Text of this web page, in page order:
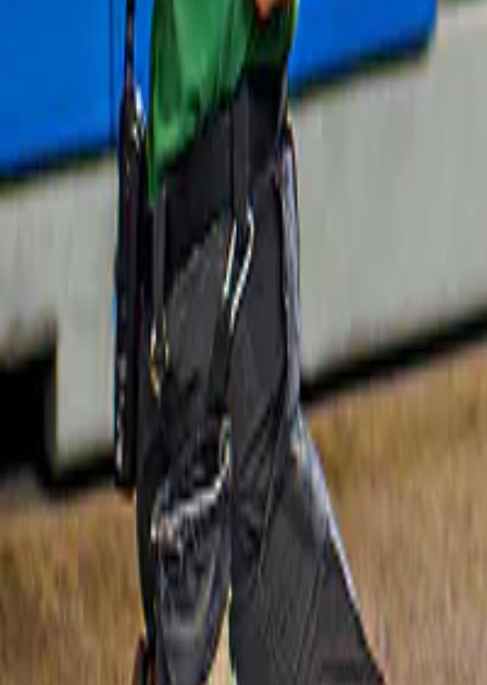
Vanuit Avignon: wijnproeverij in
Châteauneuf-du-Pape
Dagtochten
Snel uitverkocht
Slide 1 of 1, Barrels in underground wine
cellars, Chateauneuf-du-Pape, Provence.
Vanuit Avignon: dagtour door Châteauneuf
du Pape en de Luberon Wijnproeverij
Nieuw Steden in de Provence
€ 159
Gratis annulering
Slide 1 of 1, Popes Palace in Avignon with
tourists exploring the historic architecture.
Dagtochten